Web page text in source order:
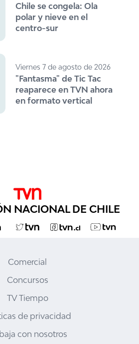
Chile se congela: Ola
polar y nieve en el
centro-sur
Viernes 7 de agosto de 2026
"Fantasma" de Tic Tac
reaparece en TVN ahora
en formato vertical
NACIONAL DE CHILE
Comercial
Concursos
TV Tiempo
de privacidad
con nosotros